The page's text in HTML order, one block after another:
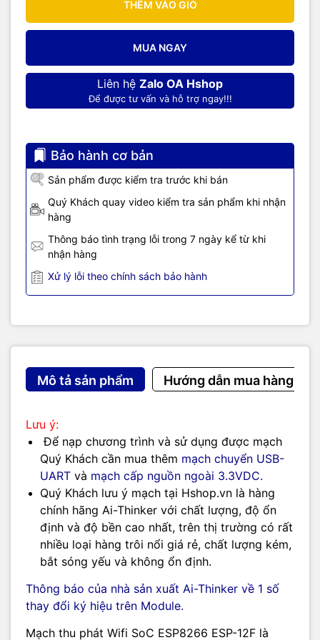
THÊM VÀO GIỎ
MUA NGAY
Liên hệ Zalo OA Hshop
Để được tư vấn và hỗ trợ ngay!!!
Bảo hành cơ bản
Sản phẩm được kiểm tra trước khi bán
Quý Khách quay video kiểm tra sản phẩm khi nhận
hàng
Thông báo tình trạng lỗi trong 7 ngày kể từ khi
nhận hàng
Xử lý lỗi theo chính sách bảo hành
Mô tả sản phẩm Hướng dẫn mua hàng
Lưu ý:
Để nạp chương trình và sử dụng được mạch
Quý Khách cần mua thêm mạch chuyển USB-
UART và mạch cấp nguồn ngoài 3.3VDC.
Quý Khách lưu ý mạch tại Hshop.vn là hàng
chính hãng Ai-Thinker với chất lượng, độ ổn
định và độ bền cao nhất, trên thị trường có rất
nhiều loại hàng trôi nổi giá rẻ, chất lượng kém,
bắt sóng yếu và không ổn định.
Thông báo của nhà sản xuất Ai-Thinker về 1 số
thay đổi ký hiệu trên Module.
Mạch thu phát Wifi SoC ESP8266 ESP-12F là
54 Mbps (3/4 64-QAM): -70dBm
HT20, MCS7 (65 Mbps, 72.2 Mbps): -67dBm
Continuous Transmission=>Average˖~71mAˈPeak˖ 500mA
Modem Sleep: ~20mA
Light Sleep: ~2mA
Power Supply Voltage: 3.0V ~ 3.6V, Typical 3.3V, Current
> 500mA
Trang chủ nhà sản xuất.